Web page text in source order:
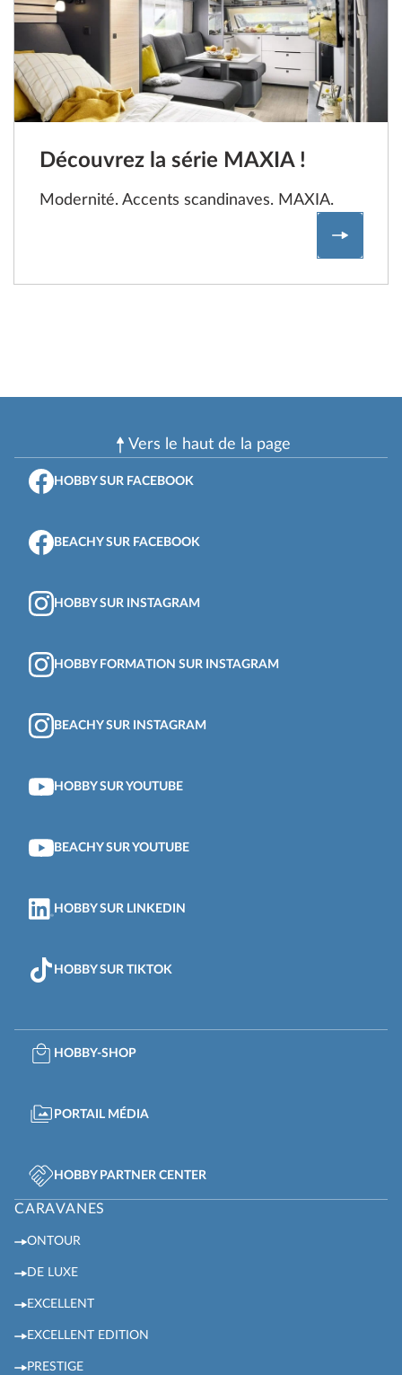
Découvrez la série MAXIA !
Modernité. Accents scandinaves. MAXIA.
Vers le haut de la page
HOBBY SUR FACEBOOK
BEACHY SUR FACEBOOK
HOBBY SUR INSTAGRAM
HOBBY FORMATION SUR INSTAGRAM
BEACHY SUR INSTAGRAM
HOBBY SUR YOUTUBE
BEACHY SUR YOUTUBE
HOBBY SUR LINKEDIN
HOBBY SUR TIKTOK
HOBBY-SHOP
PORTAIL MÉDIA
HOBBY PARTNER CENTER
CARAVANES
ONTOUR
DE LUXE
EXCELLENT
EXCELLENT EDITION
PRESTIGE